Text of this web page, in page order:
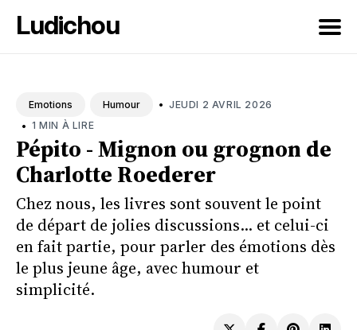
Ludichou
blog
Emotions Humour • JEUDI 2 AVRIL 2026
• 1 MIN À LIRE
Pépito - Mignon ou grognon de
Charlotte Roederer
Chez nous, les livres sont souvent le point
de départ de jolies discussions... et celui-ci
en fait partie, pour parler des émotions dès
le plus jeune âge, avec humour et
simplicité.